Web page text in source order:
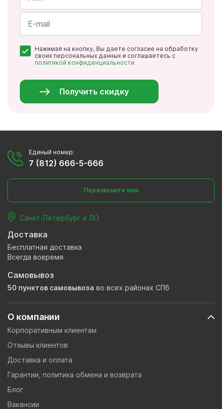
Имя
*
Нажимая на кнопку, Вы даете согласие на обработку
своих персональных данных и соглашаетесь с
политикой конфиденциальности
Получить скидку
О компании
Корпоративным клиентам
Отзывы клиентов
Доставка и оплата
Гарантии, политика обмена и возврата
Блог
Вакансии
Единый номер:
7 (812) 666-5-666
Перезвоните мне
Санкт-Петербург и ЛО
Доставка
Бесплатная доставка
Всегда вовремя
Самовывоз
50 пунктов самовывоза во всех районах СПб